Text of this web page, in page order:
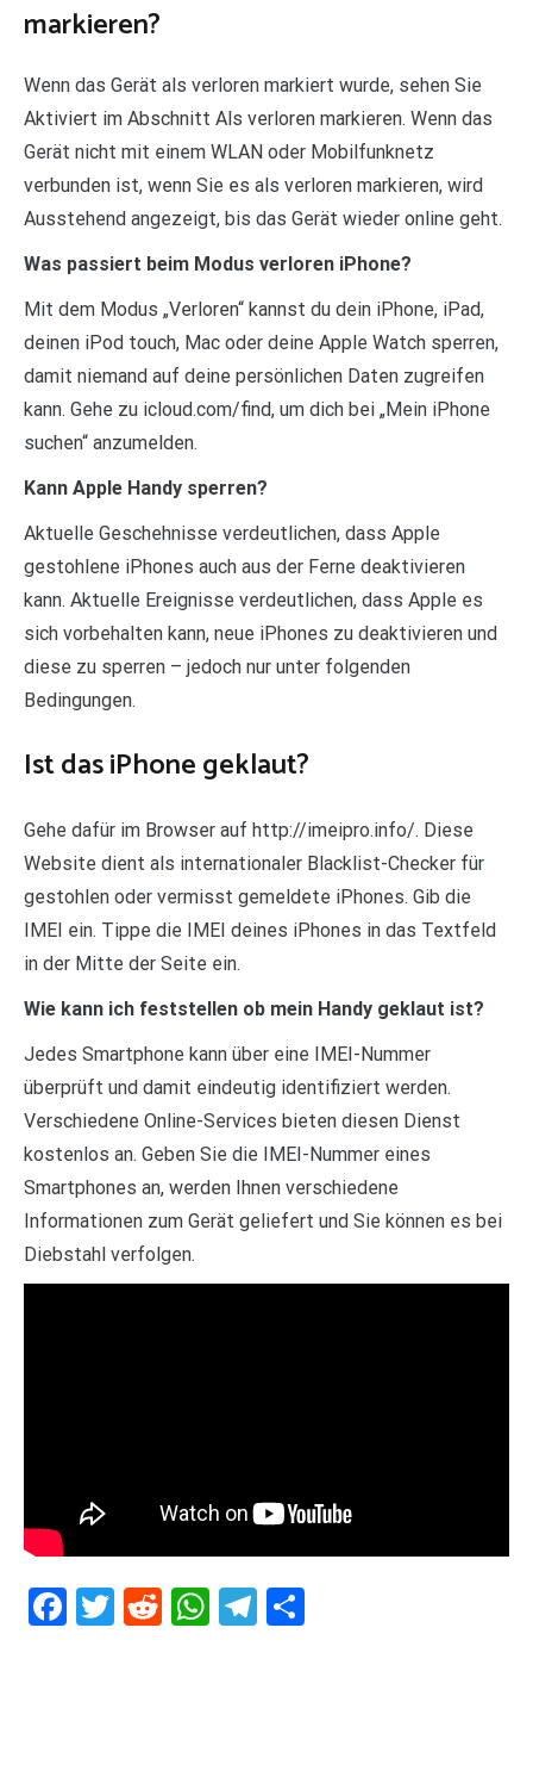
markieren?
Wenn das Gerät als verloren markiert wurde, sehen Sie
Aktiviert im Abschnitt Als verloren markieren. Wenn das
Gerät nicht mit einem WLAN oder Mobilfunknetz
verbunden ist, wenn Sie es als verloren markieren, wird
Ausstehend angezeigt, bis das Gerät wieder online geht.
Was passiert beim Modus verloren iPhone?
Mit dem Modus „Verloren“ kannst du dein iPhone, iPad,
deinen iPod touch, Mac oder deine Apple Watch sperren,
damit niemand auf deine persönlichen Daten zugreifen
kann. Gehe zu icloud.com/find, um dich bei „Mein iPhone
suchen“ anzumelden.
Kann Apple Handy sperren?
Aktuelle Geschehnisse verdeutlichen, dass Apple
gestohlene iPhones auch aus der Ferne deaktivieren
kann. Aktuelle Ereignisse verdeutlichen, dass Apple es
sich vorbehalten kann, neue iPhones zu deaktivieren und
diese zu sperren – jedoch nur unter folgenden
Bedingungen.
Ist das iPhone geklaut?
Gehe dafür im Browser auf http://imeipro.info/. Diese
Website dient als internationaler Blacklist-Checker für
gestohlen oder vermisst gemeldete iPhones. Gib die
IMEI ein. Tippe die IMEI deines iPhones in das Textfeld
in der Mitte der Seite ein.
Wie kann ich feststellen ob mein Handy geklaut ist?
Jedes Smartphone kann über eine IMEI-Nummer
überprüft und damit eindeutig identifiziert werden.
Verschiedene Online-Services bieten diesen Dienst
kostenlos an. Geben Sie die IMEI-Nummer eines
Smartphones an, werden Ihnen verschiedene
Informationen zum Gerät geliefert und Sie können es bei
Diebstahl verfolgen.
Facebook
Twitter
RedditWhatsApp
Telegram